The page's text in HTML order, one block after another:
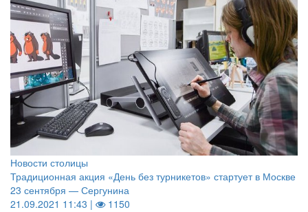
Новости столицы
Традиционная акция «День без турникетов» стартует в Москве
23 сентября — Сергунина
21.09.2021 11:43 |
1150